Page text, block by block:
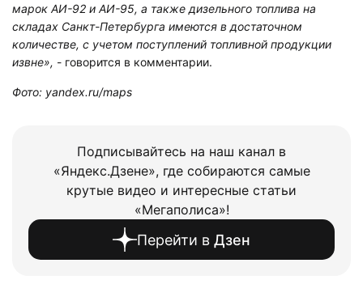
марок АИ-92 и АИ-95, а также дизельного топлива на
складах Санкт-Петербурга имеются в достаточном
количестве, с учетом поступлений топливной продукции
извне», - говорится в комментарии.
Фото: yandex.ru/maps
Подписывайтесь на наш канал в
«Яндекс.Дзене», где собираются самые
крутые видео и интересные статьи
«Мегаполиса»!
Перейти в Дзен